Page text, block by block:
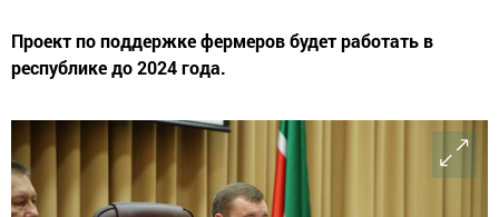
Проект по поддержке фермеров будет работать в
республике до 2024 года.